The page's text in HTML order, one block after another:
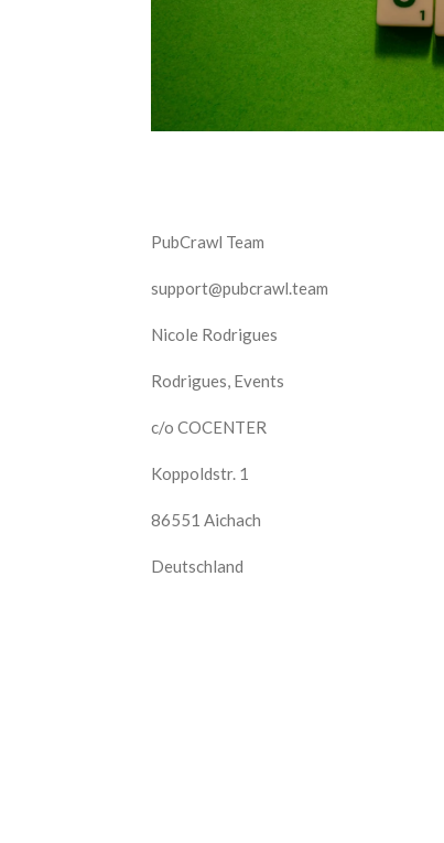
PubCrawl Team
support@pubcrawl.team
Nicole Rodrigues
Rodrigues, Events
c/o COCENTER
Koppoldstr. 1
86551 Aichach
Deutschland